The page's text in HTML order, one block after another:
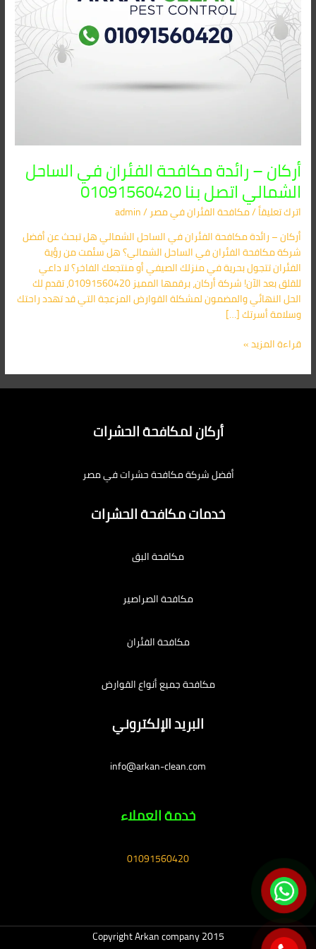
أركان – رائدة مكافحة الفئران في الساحل
الشمالي اتصل بنا 01091560420
اترك تعليقاً/مكافحة الفئران​ في مصر/
admin
أركان – رائدة مكافحة الفئران في الساحل الشمالي هل تبحث عن أفضل
شركة مكافحة الفئران في الساحل الشمالي؟ هل سئمت من رؤية
الفئران تتجول بحرية في منزلك الصيفي أو منتجعك الفاخر؟ لا داعي
للقلق بعد الآن! شركة أركان، برقمها المميز 01091560420، تقدم لك
الحل النهائي والمضمون لمشكلة القوارض المزعجة التي قد تهدد راحتك
وسلامة أسرتك […]
بنا
01091560420
قراءة المزيد »
أركان لمكافحة الحشرات
أفضل شركة مكافحة حشرات في مصر
خدمات مكافحة الحشرات
مكافحة البق
مكافحة الصراصير
مكافحة الفئران
مكافحة جميع أنواع القوارض
البريد الإلكتروني
info@arkan-clean.com
خدمة العملاء
01091560420
Copyright Arkan company 2015